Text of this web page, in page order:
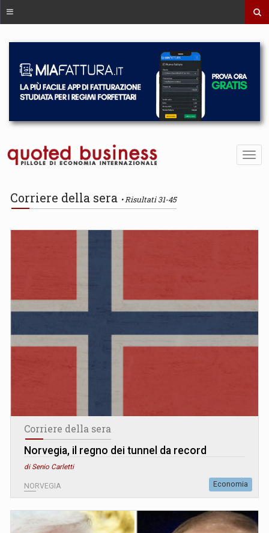
Corriere della sera Risultati 31-45
Corriere della sera
Norvegia, il regno dei tunnel da record
di Senio Carletti
NORVEGIA Economia